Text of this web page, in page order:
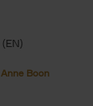
(EN)
Anne Boon